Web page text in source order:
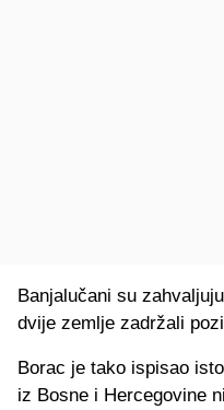
Banjalučani su
dvije zemlje zadržali
Borac je tako ispisao
iz Bosne i Hercegovine